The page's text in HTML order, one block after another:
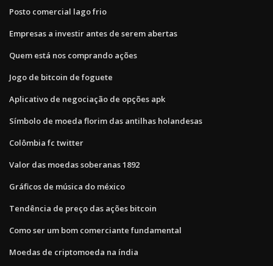
Posto comercial lago frio
Empresas a investir antes de serem abertas
Quem está nos comprando ações
Jogo de bitcoin de foguete
Aplicativo de negociação de opções apk
Símbolo de moeda florim das antilhas holandesas
Colômbia fc twitter
Valor das moedas soberanas 1892
Gráficos de música do méxico
Tendência de preço das ações bitcoin
Como ser um bom comerciante fundamental
Moedas de criptomoeda na índia